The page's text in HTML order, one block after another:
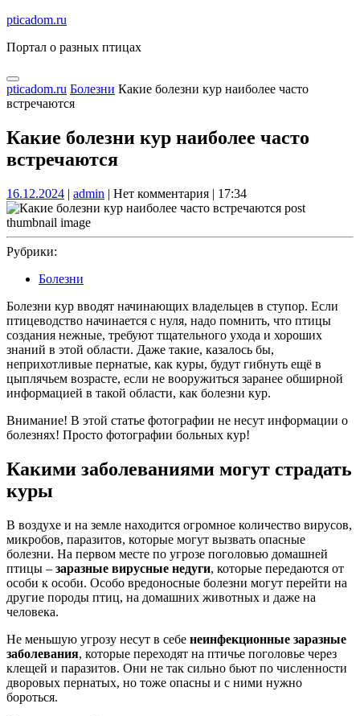
Перейти
содержимому
к
содержимому
pticadom.ru
Портал о разных птицах
Кнопка
Открыть
КНОПКА
ЗАКРЫТЬ
pticadom.ru Болезни Какие болезни кур наиболее часто
встречаются
Какие болезни кур наиболее часто
встречаются
16.12.202416.12.2024
| admin admin
| Нет комментария | 17:34
Рубрики:
Болезни
Болезни кур вводят начинающих владельцев в ступор. Если
птицеводство начинается с нуля, надо помнить, что птицы
создания нежные, требуют тщательного ухода и хороших
знаний в этой области. Даже такие, казалось бы,
неприхотливые пернатые, как куры, будут гибнуть ещё в
цыплячьем возрасте, если не вооружиться заранее обширной
информацией в такой области, как болезни кур.
Внимание! В этой статье фотографии не несут информации о
болезнях! Просто фотографии больных кур!
Какими заболеваниями могут страдать
куры
В воздухе и на земле находится огромное количество вирусов,
микробов, паразитов, которые могут вызвать опасные
болезни. На первом месте по угрозе поголовью домашней
птицы – заразные вирусные недуги, которые передаются от
особи к особи. Особо вредоносные болезни могут перейти на
другие породы птиц, на домашних животных и даже на
человека.
Не меньшую угрозу несут в себе неинфекционные заразные
заболевания, которые переходят на птичье поголовье через
клещей и паразитов. Они не так сильно бьют по численности
дворовых пернатых, но тоже опасны и с ними нужно
бороться.